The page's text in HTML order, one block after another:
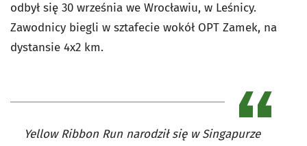
odbył się 30 września we Wrocławiu, w Leśnicy.
Zawodnicy biegli w sztafecie wokół OPT Zamek, na
dystansie 4x2 km.
Yellow Ribbon Run narodził się w Singapurze